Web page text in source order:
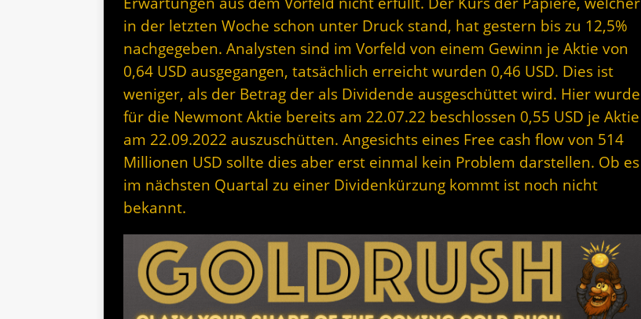
in der letzten Woche schon unter Druck stand, hat gestern bis zu 12,5%
nachgegeben. Analysten sind im Vorfeld von einem Gewinn je Aktie von
0,64 USD ausgegangen, tatsächlich erreicht wurden 0,46 USD. Dies ist
weniger, als der Betrag der als Dividende ausgeschüttet wird. Hier wurde
für die Newmont Aktie bereits am 22.07.22 beschlossen 0,55 USD je Aktie
am 22.09.2022 auszuschütten. Angesichts eines Free cash flow von 514
Millionen USD sollte dies aber erst einmal kein Problem darstellen. Ob es
im nächsten Quartal zu einer Dividenkürzung kommt ist noch nicht
bekannt.